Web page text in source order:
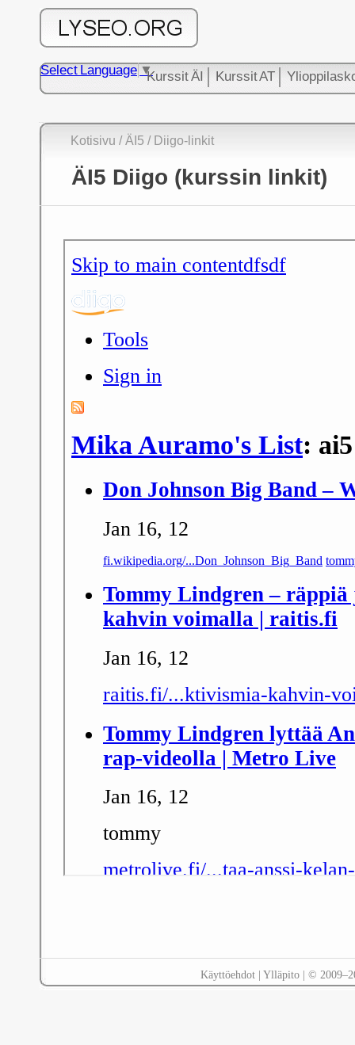
Kurssit ÄI Kurssit AT
Select Language ▼
Kotisivu /ÄI5 / Diigo-linkit
ÄI5 Diigo (kurssin linkit)
Käyttöehdot| Ylläpito| ©